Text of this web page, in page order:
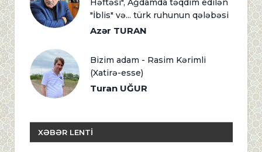
Həftəsi", Ağdamda təqdim edilən
"İblis" və... türk ruhunun qələbəsi
Azər TURAN
Bizim adam - Rasim Kərimli
(Xatirə-esse)
Turan UĞUR
XƏBƏR LENTİ